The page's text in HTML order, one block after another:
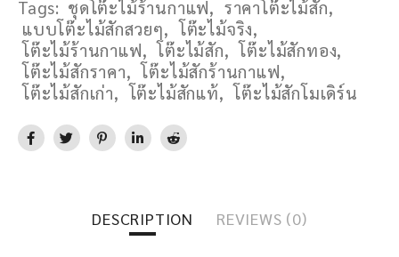
Tags: ชุดโต๊ะไม้ร้านกาแฟ, ราคาโต๊ะไม้สัก,
แบบโต๊ะไม้สักสวยๆ, โต๊ะไม้จริง,
โต๊ะไม้ร้านกาแฟ, โต๊ะไม้สัก, โต๊ะไม้สักทอง,
โต๊ะไม้สักราคา, โต๊ะไม้สักร้านกาแฟ,
โต๊ะไม้สักเก่า, โต๊ะไม้สักแท้, โต๊ะไม้สักโมเดิร์น
DESCRIPTION REVIEWS (0)